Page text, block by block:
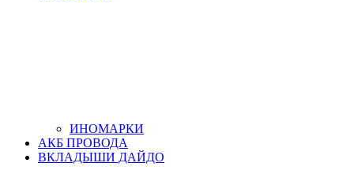
ИНОМАРКИ
АКБ ПРОВОДА
ВКЛАДЫШИ ДАЙДО